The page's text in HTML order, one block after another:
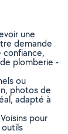
une
demande
confiance,
plomberie -
ou
photos de
adapté à
pour